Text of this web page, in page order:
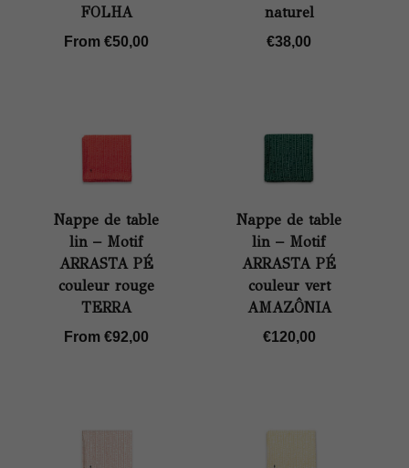
FOLHA
From €50,00
naturel
€38,00
Nappe de table
lin – Motif
ARRASTA PÉ
couleur rouge
TERRA
From €92,00
Nappe de table
lin – Motif
ARRASTA PÉ
couleur vert
AMAZÔNIA
€120,00